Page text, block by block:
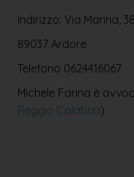
Indirizzo: Via Marina, 38
89037 Ardore
Telefono 0624416067
Michele Farina è
Reggio Calabria)